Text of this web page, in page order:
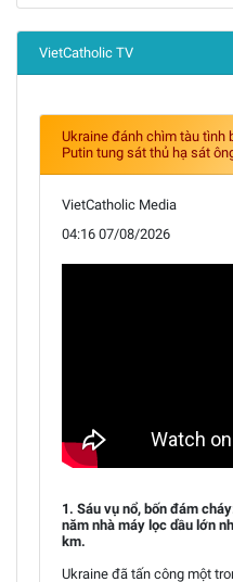
VietCatholic TV
Ukraine đánh chìm tàu tình
Putin tung sát thủ hạ sát
VietCatholic Media
04:16 07/08/2026
1. Sáu vụ nổ, bốn đám
năm nhà máy lọc dầu lớn
km.
Ukraine đã tấn công một